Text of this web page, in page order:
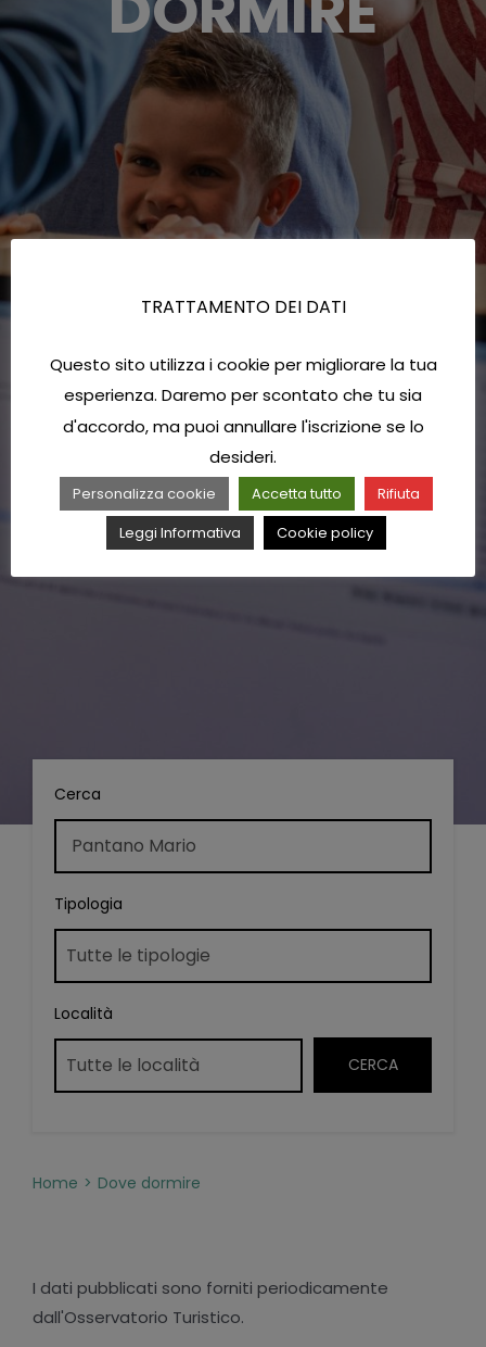
Cerca
Tipologia
Località
Home Dove dormire
I dati pubblicati sono forniti periodicamente
dall'Osservatorio Turistico.
TRATTAMENTO DEI DATI
Questo sito utilizza i cookie per migliorare la tua
esperienza. Daremo per scontato che tu sia
d'accordo, ma puoi annullare l'iscrizione se lo
desideri.
Personalizza cookie Accetta tutto
Rifiuta
Leggi Informativa
Cookie policy